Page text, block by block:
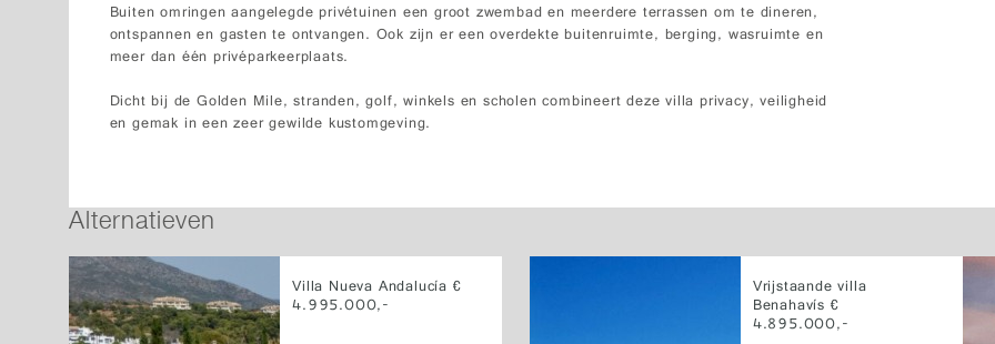
Buiten omringen aangelegde privétuinen een groot zwembad en meerdere terrassen om te dineren,
ontspannen en gasten te ontvangen. Ook zijn er een overdekte buitenruimte, berging, wasruimte en
meer dan één privéparkeerplaats.
Dicht bij de Golden Mile, stranden, golf, winkels en scholen combineert deze villa privacy, veiligheid
en gemak in een zeer gewilde kustomgeving.
Alternatieven
Villa Nueva Andalucía €
4.995.000,-
Vrijstaande villa
Benahavís €
4.895.000,-